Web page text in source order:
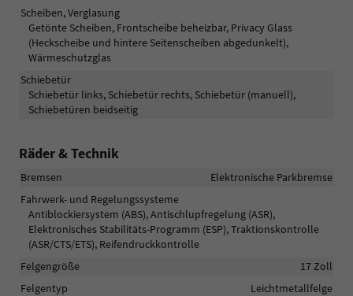
Scheiben, Verglasung
Getönte Scheiben, Frontscheibe beheizbar, Privacy Glass
(Heckscheibe und hintere Seitenscheiben abgedunkelt),
Wärmeschutzglas
Schiebetür
Schiebetür links, Schiebetür rechts, Schiebetür (manuell),
Schiebetüren beidseitig
Räder & Technik
Bremsen
Elektronische Parkbremse
Fahrwerk- und Regelungssysteme
Antiblockiersystem (ABS), Antischlupfregelung (ASR),
Elektronisches Stabilitäts-Programm (ESP), Traktionskontrolle
(ASR/CTS/ETS), Reifendruckkontrolle
Felgengröße
17 Zoll
Felgentyp
Leichtmetallfelge